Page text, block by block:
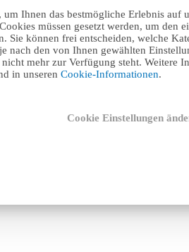
Ihnen das bestmögliche Erlebnis auf
müssen gesetzt werden, um den
Sie können frei entscheiden, welche
nach den von Ihnen gewählten
mehr zur Verfügung steht. Weitere
in unseren Cookie-Informationen.
Cookie Einstellungen